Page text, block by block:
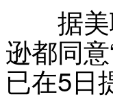
据美
逊都同
已在5日